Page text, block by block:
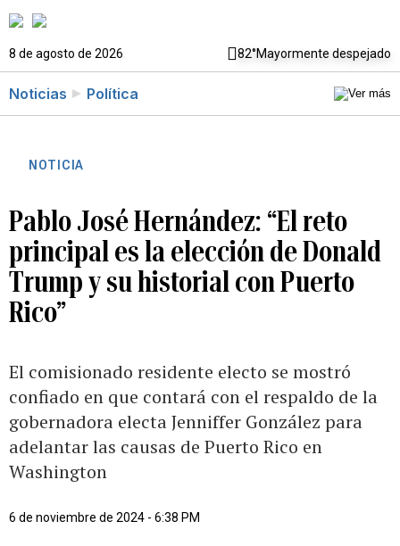
8 de agosto de 2026 82°Mayormente despejado
Noticias Política
NOTICIA
Pablo José Hernández: “El reto
principal es la elección de Donald
Trump y su historial con Puerto
Rico”
El comisionado residente electo se mostró
confiado en que contará con el respaldo de la
gobernadora electa Jenniffer González para
adelantar las causas de Puerto Rico en
Washington
6 de noviembre de 2024 - 6:38 PM